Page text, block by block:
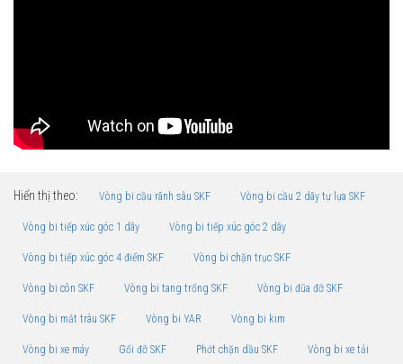
Hiển thị theo: Vòng bi cầu rãnh sâu SKF Vòng bi cầu 2 dãy tự lựa SKF
Vòng bi tiếp xúc góc 1 dãy Vòng bi tiếp xúc góc 2 dãy
Vòng bi tiếp xúc góc 4 điểm SKF Vòng bi chặn trục SKF
Vòng bi côn SKF Vòng bi tang trống SKF Vòng bi đũa đỡ SKF
Vòng bi mắt trâu SKF Vòng bi YAR Vòng bi kim
Vòng bi xe máy Gối đỡ SKF Phớt chặn dầu SKF Vòng bi xe tải